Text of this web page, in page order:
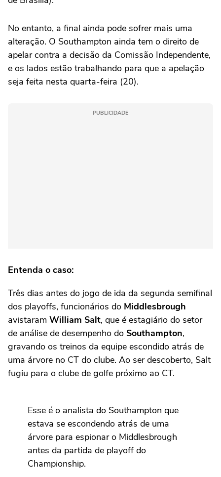
No entanto, a final ainda pode sofrer mais uma
alteração. O Southampton ainda tem o direito de
apelar contra a decisão da Comissão Independente,
e os lados estão trabalhando para que a apelação
seja feita nesta quarta-feira (20).
PUBLICIDADE
Entenda o caso:
Três dias antes do jogo de ida da segunda semifinal
dos playoffs, funcionários do Middlesbrough
avistaram William Salt, que é estagiário do setor
de análise de desempenho do Southampton,
gravando os treinos da equipe escondido atrás de
uma árvore no CT do clube. Ao ser descoberto, Salt
fugiu para o clube de golfe próximo ao CT.
Esse é o analista do Southampton que
estava se escondendo atrás de uma
árvore para espionar o Middlesbrough
antes da partida de playoff do
Championship.